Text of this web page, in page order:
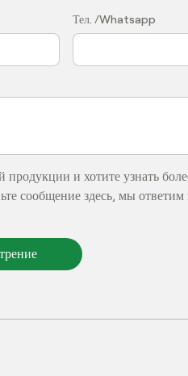
Тел. /Whatsapp
и хотите узнать
сообщение здесь, мы ответим